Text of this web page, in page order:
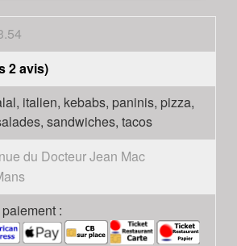
2 avis)
italien, kebabs, paninis, pizza,
sandwiches, tacos
du Docteur Jean Mac
: